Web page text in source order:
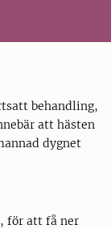
behandling,
att hästen
dygnet
för att få ner